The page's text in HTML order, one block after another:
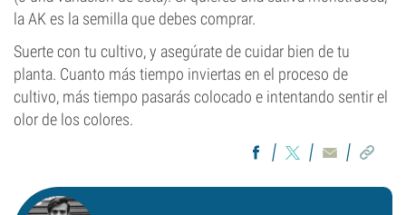
la AK es la semilla que debes comprar.
Suerte con tu cultivo, y asegúrate de cuidar bien de tu
planta. Cuanto más tiempo inviertas en el proceso de
cultivo, más tiempo pasarás colocado e intentando sentir el
olor de los colores.